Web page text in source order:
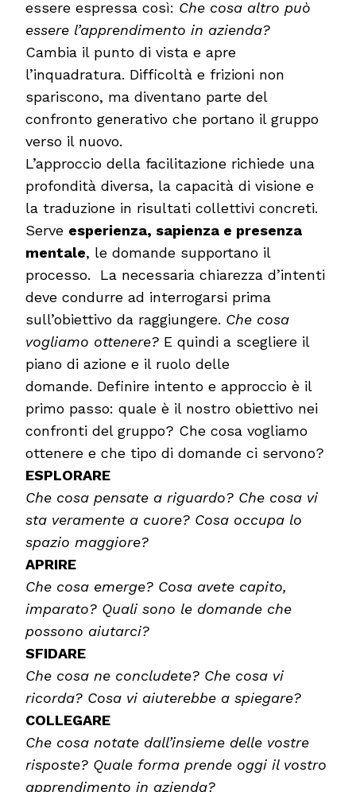
essere espressa così: Che cosa altro può
essere l’apprendimento in azienda?
Cambia il punto di vista e apre
l’inquadratura. Difficoltà e frizioni non
spariscono, ma diventano parte del
confronto generativo che portano il gruppo
verso il nuovo.
L’approccio della facilitazione richiede una
profondità diversa, la capacità di visione e
la traduzione in risultati collettivi concreti.
Serve esperienza, sapienza e presenza
mentale, le domande supportano il
processo. La necessaria chiarezza d’intenti
deve condurre ad interrogarsi prima
sull’obiettivo da raggiungere. Che cosa
vogliamo ottenere? E quindi a scegliere il
piano di azione e il ruolo delle
domande. Definire intento e approccio è il
primo passo: quale è il nostro obiettivo nei
confronti del gruppo? Che cosa vogliamo
ottenere e che tipo di domande ci servono?
ESPLORARE
Che cosa pensate a riguardo? Che cosa vi
sta veramente a cuore? Cosa occupa lo
spazio maggiore?
APRIRE
Che cosa emerge? Cosa avete capito,
imparato? Quali sono le domande che
possono aiutarci?
SFIDARE
Che cosa ne concludete? Che cosa vi
ricorda? Cosa vi aiuterebbe a spiegare?
COLLEGARE
Che cosa notate dall’insieme delle vostre
risposte? Quale forma prende oggi il vostro
apprendimento in azienda?